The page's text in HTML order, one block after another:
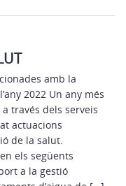
amb la
2022 Un any més
través dels serveis
actuacions
de la salut.
els següents
a la gestió